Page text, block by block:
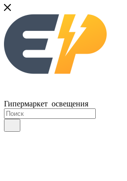
Гипермаркет освещения